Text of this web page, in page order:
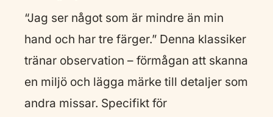
“Jag ser något som är mindre än min
hand och har tre färger.” Denna klassiker
tränar observation – förmågan att skanna
en miljö och lägga märke till detaljer som
andra missar. Specifikt för